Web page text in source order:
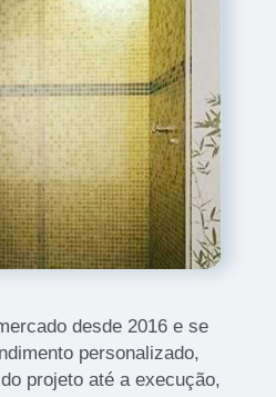
desde 2016 e se
personalizado,
projeto até a execução,